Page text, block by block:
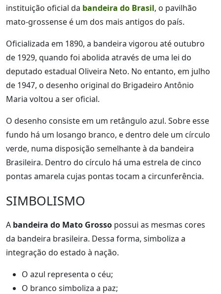
instituição oficial da bandeira do Brasil, o pavilhão
mato-grossense é um dos mais antigos do país.
Oficializada em 1890, a bandeira vigorou até outubro
de 1929, quando foi abolida através de uma lei do
deputado estadual Oliveira Neto. No entanto, em julho
de 1947, o desenho original do Brigadeiro Antônio
Maria voltou a ser oficial.
O desenho consiste em um retângulo azul. Sobre esse
fundo há um losango branco, e dentro dele um círculo
verde, numa disposição semelhante à da bandeira
Brasileira. Dentro do círculo há uma estrela de cinco
pontas amarela cujas pontas tocam a circunferência.
SIMBOLISMO
A bandeira do Mato Grosso possui as mesmas cores
da bandeira brasileira. Dessa forma, simboliza a
integração do estado à nação.
O azul representa o céu;
O branco simboliza a paz;